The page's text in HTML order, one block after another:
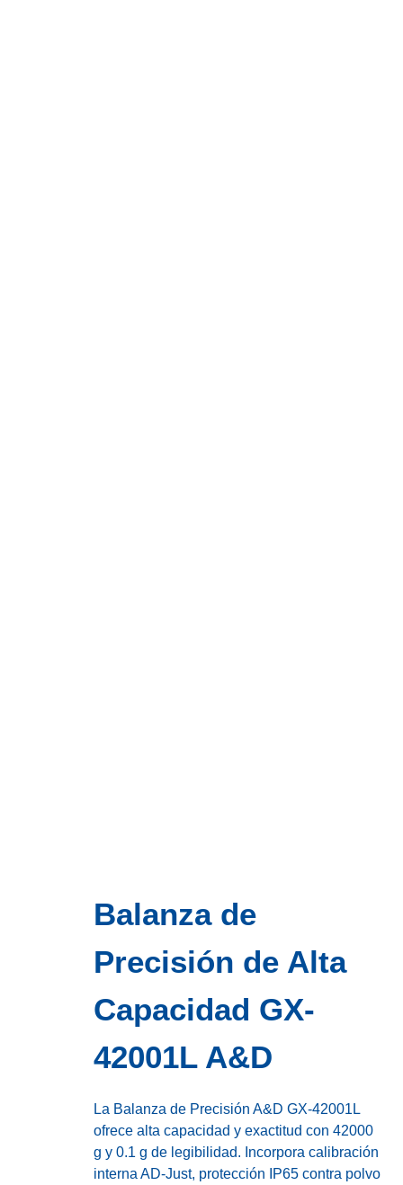
Balanza de
Precisión de Alta
Capacidad GX-
42001L A&D
La Balanza de Precisión A&D GX-42001L
ofrece alta capacidad y exactitud con 42000
g y 0.1 g de legibilidad. Incorpora calibración
interna AD-Just, protección IP65 contra polvo